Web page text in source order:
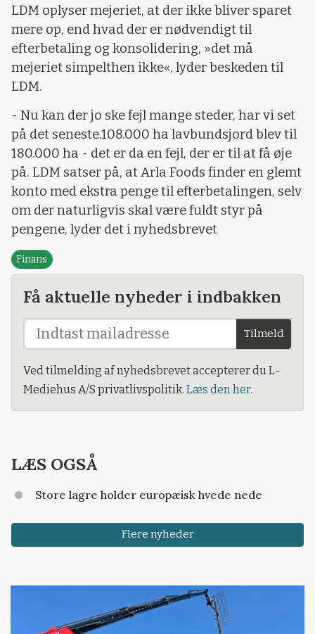
LDM oplyser mejeriet, at der ikke bliver sparet
mere op, end hvad der er nødvendigt til
efterbetaling og konsolidering, »det må
mejeriet simpelthen ikke«, lyder beskeden til
LDM.
- Nu kan der jo ske fejl mange steder, har vi set
på det seneste.108.000 ha lavbundsjord blev til
180.000 ha - det er da en fejl, der er til at få øje
på. LDM satser på, at Arla Foods finder en glemt
konto med ekstra penge til efterbetalingen, selv
om der naturligvis skal være fuldt styr på
pengene, lyder det i nyhedsbrevet
Finans
Få aktuelle nyheder i indbakken
Tilmeld
Ved tilmelding af nyhedsbrevet accepterer du L-
Mediehus A/S privatlivspolitik. Læs den her.
LÆS OGSÅ
Store lagre holder europæisk hvede nede
Flere nyheder